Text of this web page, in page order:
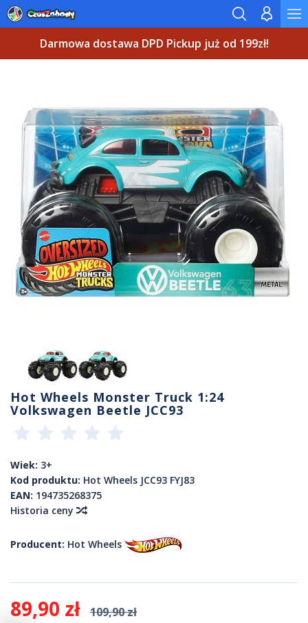
Darmowa dostawa DPD Pickup już od 199zł!
Hot Wheels Monster Truck 1:24
Volkswagen Beetle JCC93
Wiek: 3+
Kod produktu: Hot Wheels JCC93 FYJ83
EAN: 194735268375
Historia ceny
Producent: Hot Wheels
89,90 zł
109,90 zł